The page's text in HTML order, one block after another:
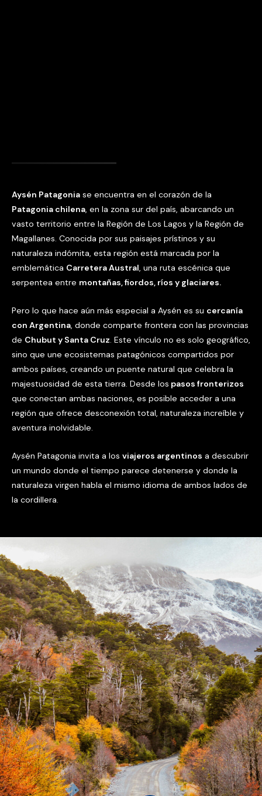
Aysén Patagonia se encuentra en el corazón de la
Patagonia chilena, en la zona sur del país, abarcando un
vasto territorio entre la Región de Los Lagos y la Región de
Magallanes. Conocida por sus paisajes prístinos y su
naturaleza indómita, esta región está marcada por la
emblemática Carretera Austral, una ruta escénica que
serpentea entre montañas, fiordos, ríos y glaciares.
Pero lo que hace aún más especial a Aysén es su cercanía
con Argentina, donde comparte frontera con las provincias
de Chubut y Santa Cruz. Este vínculo no es solo geográfico,
sino que une ecosistemas patagónicos compartidos por
ambos países, creando un puente natural que celebra la
majestuosidad de esta tierra. Desde los pasos fronterizos
que conectan ambas naciones, es posible acceder a una
región que ofrece desconexión total, naturaleza increíble y
aventura inolvidable.
Aysén Patagonia invita a los viajeros argentinos a descubrir
un mundo donde el tiempo parece detenerse y donde la
naturaleza virgen habla el mismo idioma de ambos lados de
la cordillera.